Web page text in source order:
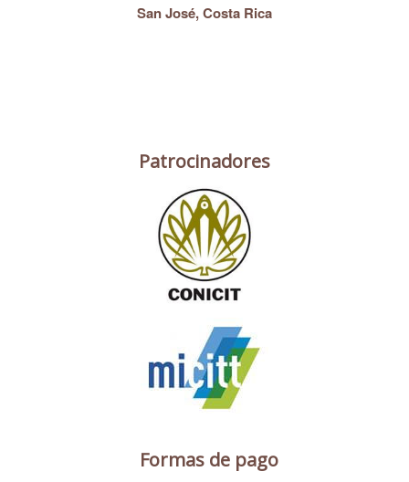
San José, Costa Rica
Patrocinadores
Formas de pago